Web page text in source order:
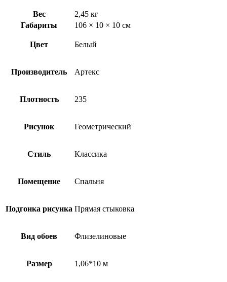
Вес
2,45 кг
Габариты
106 × 10 × 10 см
Цвет Белый
Производитель Артекс
Плотность 235
Рисунок Геометрический
Стиль Классика
Помещение Спальня
Подгонка рисунка Прямая стыковка
Вид обоев Флизелиновые
Размер 1,06*10 м